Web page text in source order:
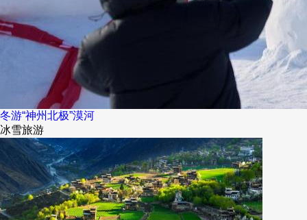
冬游“神州北极”漠河
冰雪旅游